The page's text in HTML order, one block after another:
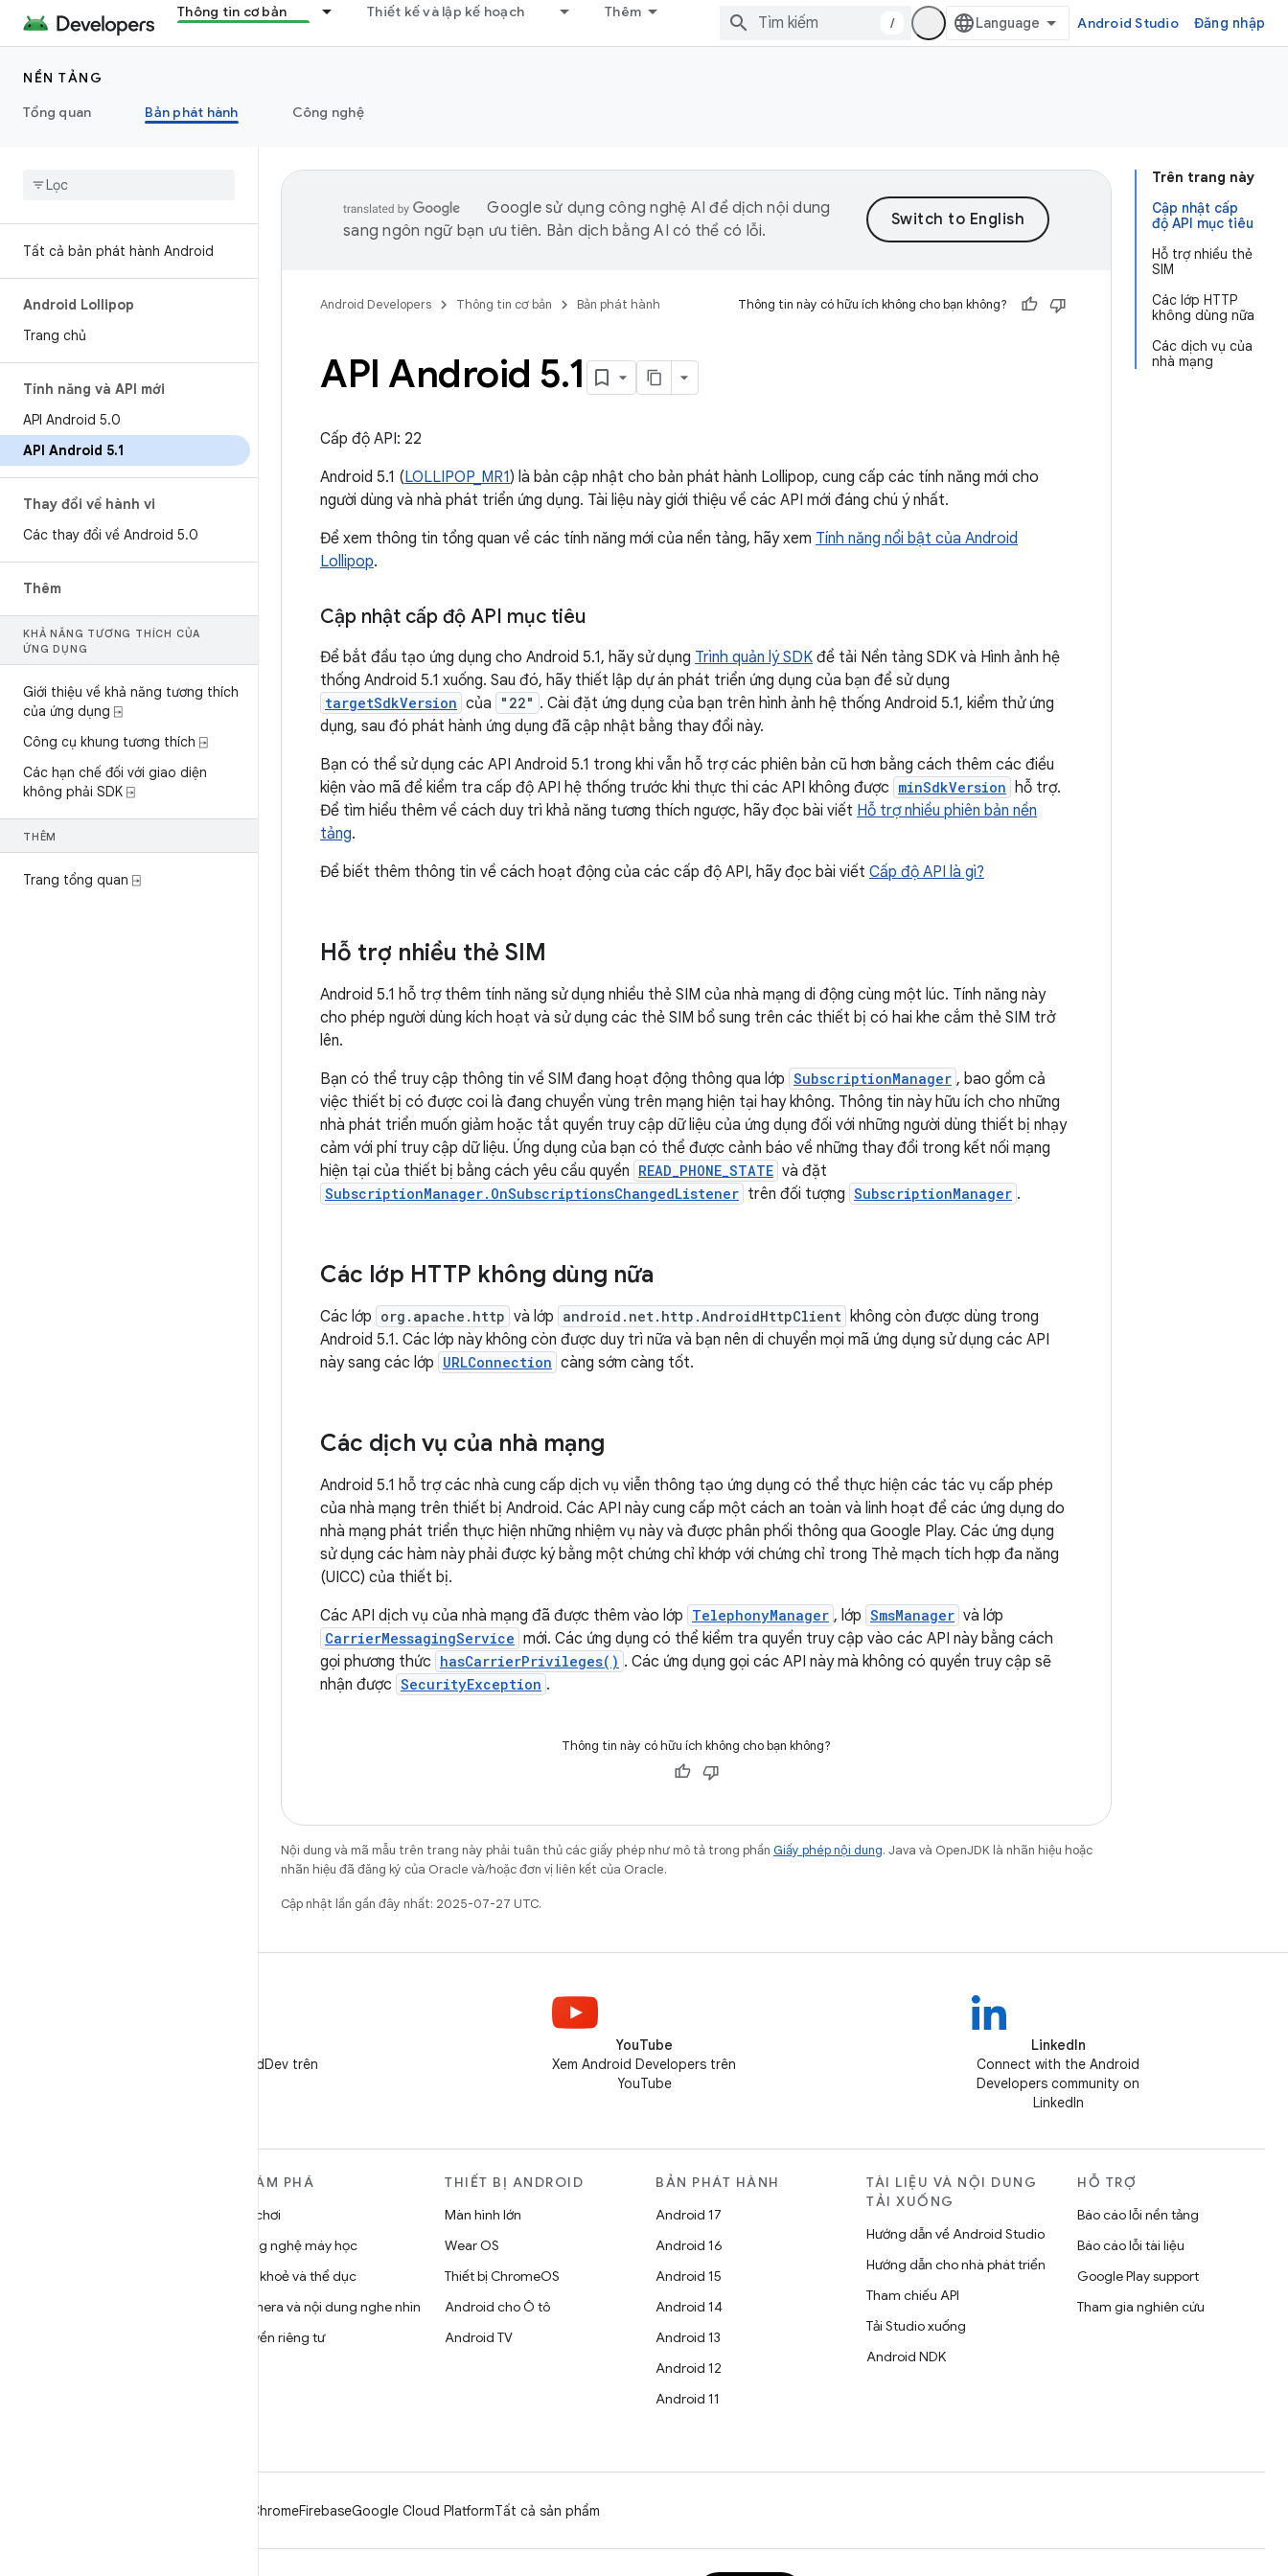
Thông tin cơ bản Thiết kế và lập kế hoạch Thêm
/ Android Studio Đăng nhập
NỀN TẢNG
Tổng quan
Bản phát hành Công nghệ
Tất cả bản phát hành Android
Android Lollipop
Trang chủ
Tính năng và API mới
API Android 5.0
API Android 5.1
Thay đổi về hành vi
Các thay đổi về Android 5.0
Thêm
KHẢ NĂNG TƯƠNG THÍCH CỦA
ỨNG DỤNG
Giới thiệu về khả năng tương thích
của ứng dụng ⍈
Công cụ khung tương thích ⍈
Các hạn chế đối với giao diện
không phải SDK ⍈
THÊM
Trang tổng quan ⍈
Trên trang này
Cập nhật cấp
độ API mục tiêu
Hỗ trợ nhiều thẻ
SIM
Các lớp HTTP
không dùng nữa
Các dịch vụ của
nhà mạng
Google sử dụng công nghệ AI để dịch nội dung
sang ngôn ngữ bạn ưu tiên. Bản dịch bằng AI có thể có lỗi.
Android Developers Thông tin cơ bản Bản phát hành Thông tin này có hữu ích không cho bạn không?
API Android 5.1
Cấp độ API: 22
Android 5.1 (LOLLIPOP_MR1) là bản cập nhật cho bản phát hành Lollipop, cung cấp các tính năng mới cho
người dùng và nhà phát triển ứng dụng. Tài liệu này giới thiệu về các API mới đáng chú ý nhất.
Để xem thông tin tổng quan về các tính năng mới của nền tảng, hãy xem Tính năng nổi bật của Android
Lollipop.
Cập nhật cấp độ API mục tiêu
Để bắt đầu tạo ứng dụng cho Android 5.1, hãy sử dụng Trình quản lý SDK để tải Nền tảng SDK và Hình ảnh hệ
thống Android 5.1 xuống. Sau đó, hãy thiết lập dự án phát triển ứng dụng của bạn để sử dụng
targetSdkVersion của "22" . Cài đặt ứng dụng của bạn trên hình ảnh hệ thống Android 5.1, kiểm thử ứng
dụng, sau đó phát hành ứng dụng đã cập nhật bằng thay đổi này.
Bạn có thể sử dụng các API Android 5.1 trong khi vẫn hỗ trợ các phiên bản cũ hơn bằng cách thêm các điều
kiện vào mã để kiểm tra cấp độ API hệ thống trước khi thực thi các API không được minSdkVersion hỗ trợ.
Để tìm hiểu thêm về cách duy trì khả năng tương thích ngược, hãy đọc bài viết Hỗ trợ nhiều phiên bản nền
tảng.
Để biết thêm thông tin về cách hoạt động của các cấp độ API, hãy đọc bài viết Cấp độ API là gì?
Hỗ trợ nhiều thẻ SIM
Android 5.1 hỗ trợ thêm tính năng sử dụng nhiều thẻ SIM của nhà mạng di động cùng một lúc. Tính năng này
cho phép người dùng kích hoạt và sử dụng các thẻ SIM bổ sung trên các thiết bị có hai khe cắm thẻ SIM trở
lên.
Bạn có thể truy cập thông tin về SIM đang hoạt động thông qua lớp SubscriptionManager , bao gồm cả
việc thiết bị có được coi là đang chuyển vùng trên mạng hiện tại hay không. Thông tin này hữu ích cho những
nhà phát triển muốn giảm hoặc tắt quyền truy cập dữ liệu của ứng dụng đối với những người dùng thiết bị nhạy
cảm với phí truy cập dữ liệu. Ứng dụng của bạn có thể được cảnh báo về những thay đổi trong kết nối mạng
hiện tại của thiết bị bằng cách yêu cầu quyền READ_PHONE_STATE và đặt
SubscriptionManager.OnSubscriptionsChangedListener trên đối tượng SubscriptionManager .
Các lớp HTTP không dùng nữa
Các lớp org.apache.http và lớp android.net.http.AndroidHttpClient không còn được dùng trong
Android 5.1. Các lớp này không còn được duy trì nữa và bạn nên di chuyển mọi mã ứng dụng sử dụng các API
này sang các lớp URLConnection càng sớm càng tốt.
Các dịch vụ của nhà mạng
Android 5.1 hỗ trợ các nhà cung cấp dịch vụ viễn thông tạo ứng dụng có thể thực hiện các tác vụ cấp phép
của nhà mạng trên thiết bị Android. Các API này cung cấp một cách an toàn và linh hoạt để các ứng dụng do
nhà mạng phát triển thực hiện những nhiệm vụ này và được phân phối thông qua Google Play. Các ứng dụng
sử dụng các hàm này phải được ký bằng một chứng chỉ khớp với chứng chỉ trong Thẻ mạch tích hợp đa năng
(UICC) của thiết bị.
Các API dịch vụ của nhà mạng đã được thêm vào lớp TelephonyManager , lớp SmsManager và lớp
CarrierMessagingService mới. Các ứng dụng có thể kiểm tra quyền truy cập vào các API này bằng cách
gọi phương thức hasCarrierPrivileges() . Các ứng dụng gọi các API này mà không có quyền truy cập sẽ
nhận được SecurityException .
Thông tin này có hữu ích không cho bạn không?
Nội dung và mã mẫu trên trang này phải tuân thủ các giấy phép như mô tả trong phần Giấy phép nội dung. Java và OpenJDK là nhãn hiệu hoặc
nhãn hiệu đã đăng ký của Oracle và/hoặc đơn vị liên kết của Oracle.
Cập nhật lần gần đây nhất: 2025-07-27 UTC.
Theo dõi @AndroidDev trên
YouTube
Xem Android Developers trên
YouTube
LinkedIn
Connect with the Android
Developers community on
LinkedIn
KHÁM PHÁ
Trò chơi
Công nghệ máy học
Sức khoẻ và thể dục
Camera và nội dung nghe nhìn
Quyền riêng tư
THIẾT BỊ ANDROID
Màn hình lớn
Wear OS
Thiết bị ChromeOS
Android cho Ô tô
Android TV
BẢN PHÁT HÀNH
Android 17
Android 16
Android 15
Android 14
Android 13
Android 12
Android 11
TÀI LIỆU VÀ NỘI DUNG
TẢI XUỐNG
Hướng dẫn về Android Studio
Hướng dẫn cho nhà phát triển
Tham chiếu API
Tải Studio xuống
Android NDK
HỖ TRỢ
Báo cáo lỗi nền tảng
Báo cáo lỗi tài liệu
Google Play support
Tham gia nghiên cứu
ChromeFirebaseGoogle Cloud PlatformTất cả sản phẩm